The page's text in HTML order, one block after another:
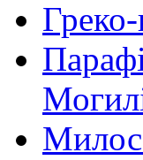
Греко-